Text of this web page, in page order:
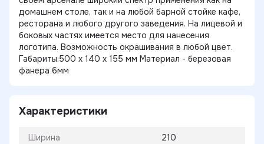
домашнем столе, так и на любой барной стойке кафе,
ресторана и любого другого заведения. На лицевой и
боковых частях имеется место для нанесения
логотипа. Возможность окрашивания в любой цвет.
Габариты:500 х 140 х 155 мм Материал - березовая
фанера 6мм
Характеристики
Ширина 210